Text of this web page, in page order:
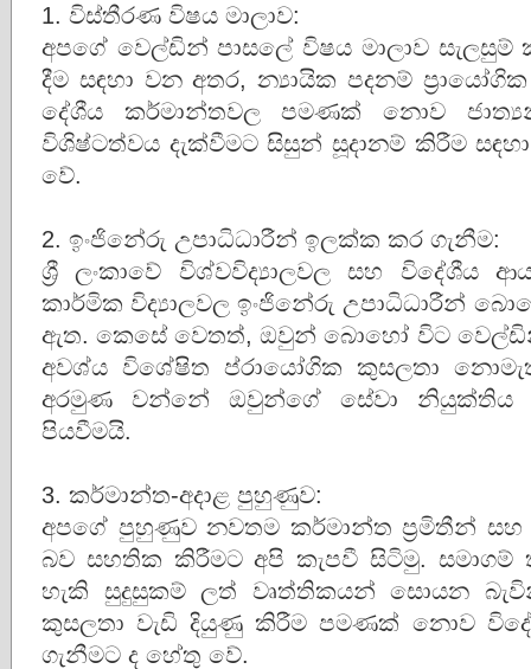
1. විස්තීරණ විෂය මාලාව:
අපගේ වෙල්ඩින් පාසලේ විෂය මාලාව
දීම සඳහා වන අතර, න්‍යායික පදනම්
දේශීය කර්මාන්තවල පමණක් නොව
විශිෂ්ටත්වය දැක්වීමට සිසුන් සූදානම් කිරීම
වේ.
2. ඉංජිනේරු උපාධිධාරීන් ඉලක්ක කර ගැනීම:
ශ්‍රී ලංකාවේ විශ්වවිද්‍යාලවල සහ විදේශීය
කාර්මික විද්‍යාලවල ඉංජිනේරු උපාධිධාරීන්
ඇත. කෙසේ වෙතත්, ඔවුන් බොහෝ විට
අවශ්ය විශේෂිත ප්රායෝගික කුසලතා
අරමුණ වන්නේ ඔවුන්ගේ සේවා නියුක්තිය
පියවීමයි.
3. කර්මාන්ත-අදාළ පුහුණුව:
අපගේ පුහුණුව නවතම කර්මාන්ත ප්‍රමිතීන්
බව සහතික කිරීමට අපි කැපවී සිටිමු. සමාගම්
හැකි සුදුසුකම් ලත් වෘත්තිකයන් සොයන
කුසලතා වැඩි දියුණු කිරීම පමණක් නොව
ගැනීමට ද හේතු වේ.